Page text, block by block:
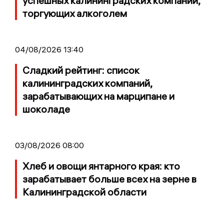
торгующих алкоголем
04/08/2026 13:40
Сладкий рейтинг: список
калининградских компаний,
зарабатывающих на марципане и
шоколаде
03/08/2026 08:00
Хлеб и овощи янтарного края: кто
зарабатывает больше всех на зерне в
Калининградской области